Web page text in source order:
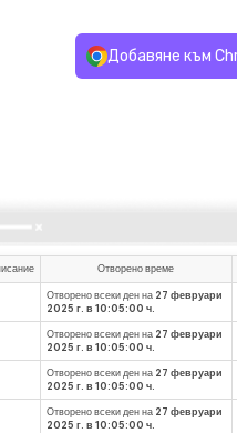
Добавяне към
Отворено време
Отворено всеки ден на 27 февруари
2025 г. в 10:05:00 ч.
Отворено всеки ден на 27 февруари
2025 г. в 10:05:00 ч.
Отворено всеки ден на 27 февруари
2025 г. в 10:05:00 ч.
Отворено всеки ден на 27 февруари
2025 г. в 10:05:00 ч.